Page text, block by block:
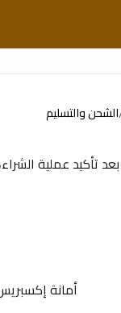
الشحن والتسليم
بعد تأكيد عملية
أمانة إكسبريس: